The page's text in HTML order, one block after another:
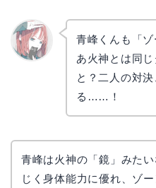
青峰くんも「
あ火神とは同
と？二人の対
る……！
青峰は火神の「鏡」みた
じく身体能力に優れ、ゾ